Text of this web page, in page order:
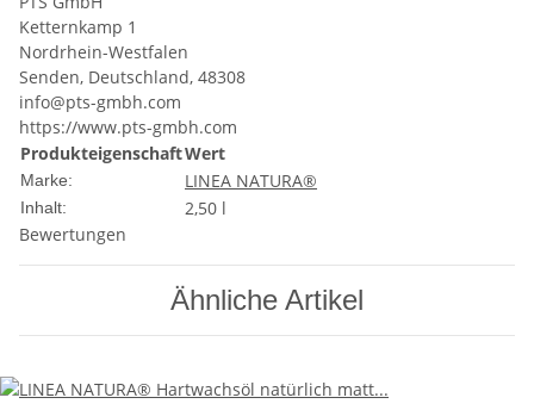
Ketternkamp 1
Nordrhein-Westfalen
Senden, Deutschland, 48308
info@pts-gmbh.com
https://www.pts-gmbh.com
ProdukteigenschaftWert
Marke: LINEA NATURA®
Inhalt:
2,50 l
Bewertungen
Ähnliche Artikel